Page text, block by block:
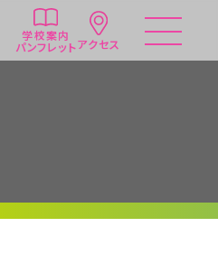
学校案内
パンフレットアクセス